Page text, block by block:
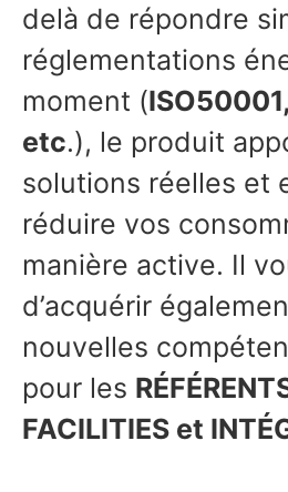
delà de répondre
réglementations
moment (
etc.), le produit
solutions réelles et
réduire vos
manière active. Il
d’acquérir
nouvelles
pour les
FACILITIES et